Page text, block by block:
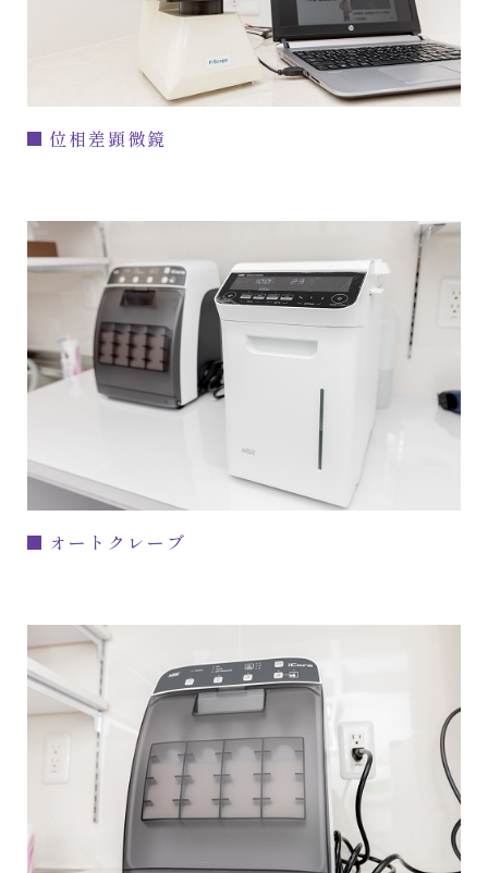
位相差顕微鏡
オートクレーブ